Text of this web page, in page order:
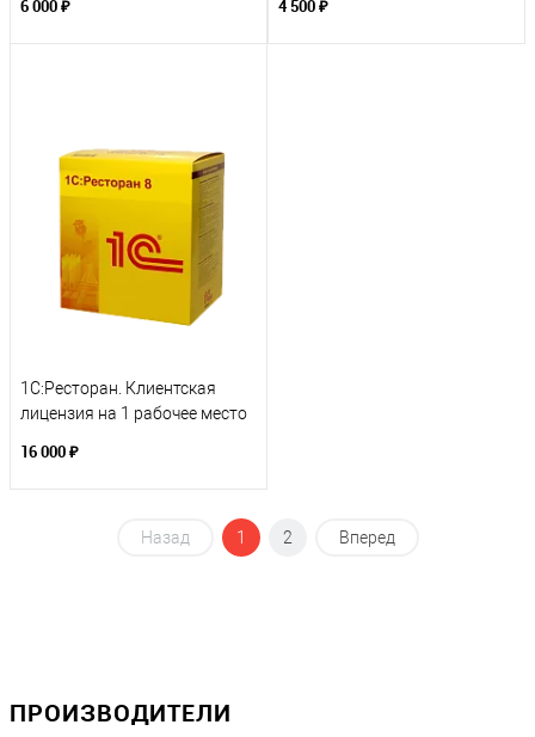
6 000 ₽ 4 500 ₽
1С:Ресторан. Клиентская
лицензия на 1 рабочее место
16 000 ₽
Назад 1 2 Вперед
ПРОИЗВОДИТЕЛИ